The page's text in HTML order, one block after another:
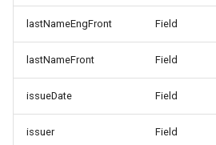
lastNameEngFront Field
lastNameFront Field
issueDate Field
issuer Field